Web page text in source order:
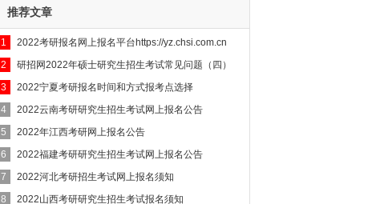
推荐文章
1
2022考研报名网上报名平台https://yz.chsi.com.cn
2
研招网2022年硕士研究生招生考试常见问题（四）
3
2022宁夏考研报名时间和方式报考点选择
4
2022云南考研研究生招生考试网上报名公告
5
2022年江西考研网上报名公告
6
2022福建考研研究生招生考试网上报名公告
7
2022河北考研招生考试网上报名须知
8
2022山西考研研究生招生考试报名须知